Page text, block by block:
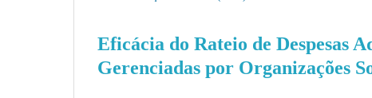
Eficácia do Rateio de Despesas
Gerenciadas por Organizações